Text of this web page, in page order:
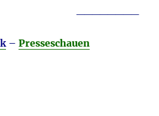
–Presseschauen